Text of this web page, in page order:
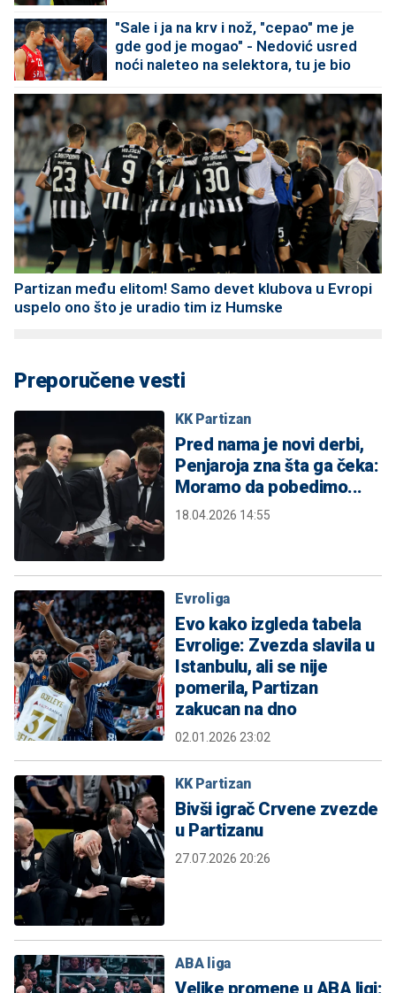
"Sale i ja na krv i nož, "cepao" me je
gde god je mogao" - Nedović usred
noći naleteo na selektora, tu je bio
Partizan među elitom! Samo devet klubova u Evropi
uspelo ono što je uradio tim iz Humske
Preporučene vesti
KK Partizan
Pred nama je novi derbi,
Penjaroja zna šta ga čeka:
Moramo da pobedimo...
18.04.2026 14:55
Evroliga
Evo kako izgleda tabela
Evrolige: Zvezda slavila u
Istanbulu, ali se nije
pomerila, Partizan
zakucan na dno
02.01.2026 23:02
KK Partizan
Bivši igrač Crvene zvezde
u Partizanu
27.07.2026 20:26
ABA liga